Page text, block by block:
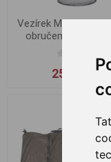
Vezírek Mikado s
obručemi 40/
259,00 Kč